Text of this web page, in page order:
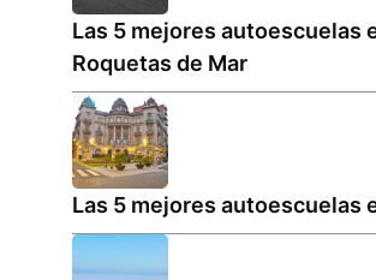
Las 5 mejores autoescuelas
Roquetas de Mar
Las 5 mejores autoescuelas